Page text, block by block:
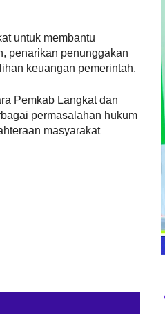
untuk membantu
penarikan penunggakan
keuangan pemerintah.
Pemkab Langkat dan
permasalahan hukum
masyarakat